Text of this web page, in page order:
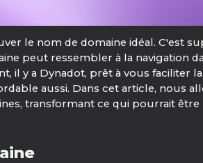
le nom de domaine idéal. C'est
peut ressembler à la navigation
y a Dynadot, prêt à vous faciliter la
aussi. Dans cet article, nous
transformant ce qui pourrait